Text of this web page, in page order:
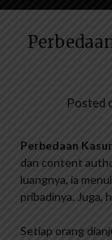
Posted
Perbedaan
dan content
luangnya, ia
pribadinya. Juga,
Setiap orang